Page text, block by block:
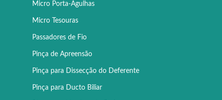
Micro Porta-Agulhas
Micro Tesouras
Passadores de Fio
Pinça de Apreensão
Pinça para Dissecção do Deferente
Pinça para Ducto Biliar